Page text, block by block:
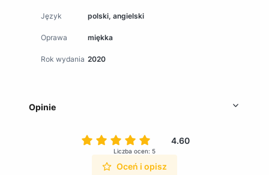
Język polski, angielski
Oprawa miękka
Rok wydania 2020
Opinie
4.60
Liczba ocen: 5
Oceń i opisz